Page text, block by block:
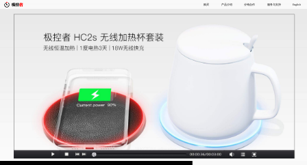
购买 产品介绍 分销合作 服务与支持 English